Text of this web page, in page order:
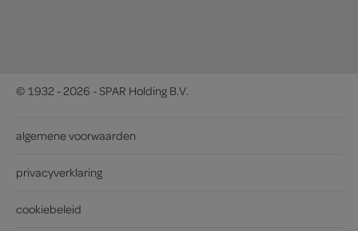
© 1932 - 2026 - SPAR Holding B.V.
algemene voorwaarden
privacyverklaring
cookiebeleid